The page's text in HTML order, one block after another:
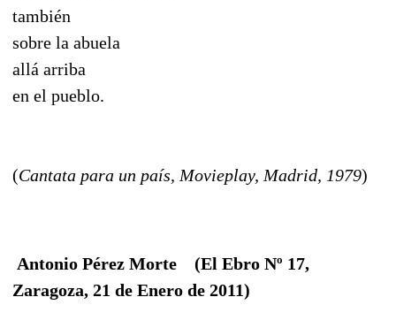
también
sobre la abuela
allá arriba
en el pueblo.
(Cantata para un país, Movieplay, Madrid, 1979)
Antonio Pérez Morte (El Ebro Nº 17,
Zaragoza, 21 de Enero de 2011)